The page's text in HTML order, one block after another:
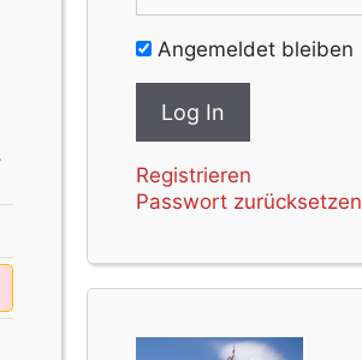
Angemeldet bleiben
Registrieren
Passwort zurücksetzen